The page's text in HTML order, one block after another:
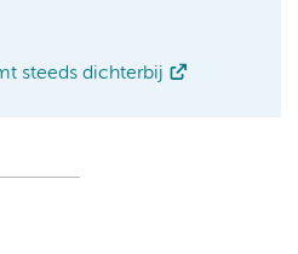
steeds dichterbij